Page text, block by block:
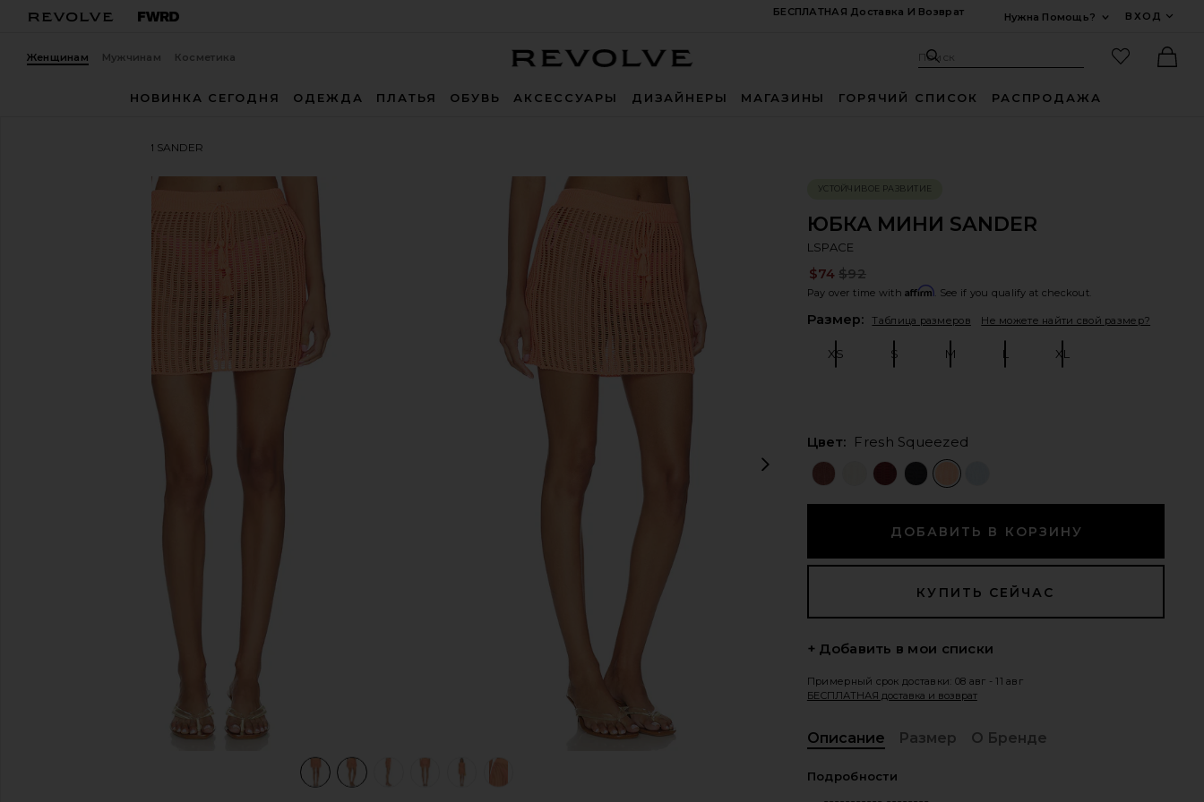
БЕСПЛАТНАЯ Доставка И Возврат
Нужна Помощь?
ВХОД
Женщинам Мужчинам Косметика Поиск: Site
Поиск
НОВИНКА СЕГОДНЯ ОДЕЖДА ПЛАТЬЯ ОБУВЬ АКСЕССУАРЫ ДИЗАЙНЕРЫ МАГАЗИНЫ ГОРЯЧИЙ СПИСОК РАСПРОДАЖА
ЮБКА МИНИ SANDER
избранноеLSPACE Sander Skirt in Fresh Squeezed
view 6 of 6 ЮБКА МИНИ SANDER in Fresh Squeezed view 1 of 6 ЮБКА МИНИ SANDER in Fresh Squeezed
Следующие слайды
УСТОЙЧИВОЕ РАЗВИТИЕ
ЮБКА МИНИ SANDER
LSPACE
$74 $92
Pay over time withAffirm . See if you qualify at checkout.
Размер: Таблица размеров Не можете найти свой размер?
XS S M L XL
Цвет: Fresh Squeezed
+ Добавить в мои списки
Примерный срок доставки: 08 авг - 11 авг
БЕСПЛАТНАЯ доставка и возврат
Описание
Размер О Бренде
Подробности